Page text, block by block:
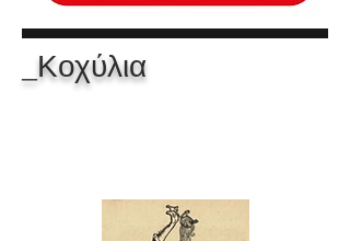
_Κοχύλια